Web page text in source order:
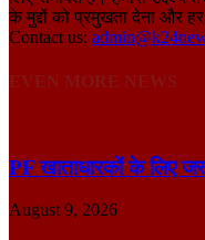
के मुद्दों को प्रमुखता देना और
Contact us:
PF खाताधारकों के लिए
August 9, 2026